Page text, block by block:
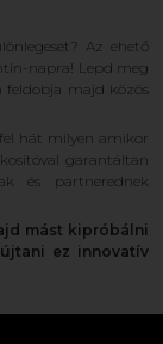
Az ehető
napra! Lepd meg
feldobja majd közös
hát milyen amikor
garantáltan
és partnerednek
mást kipróbálni
ez innovatív